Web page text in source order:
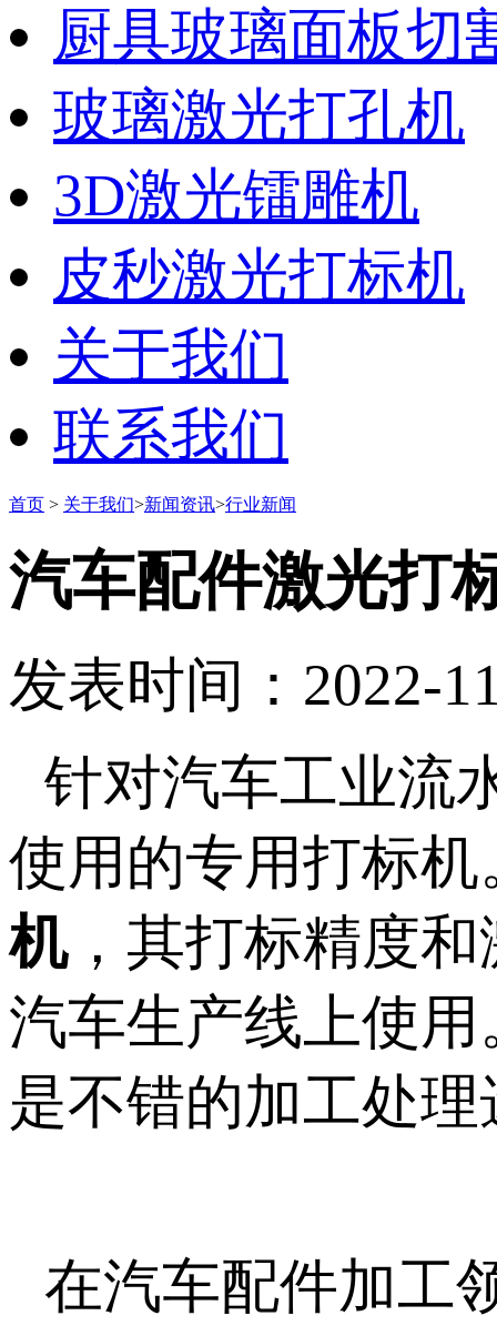
厨具玻璃面板切
玻璃激光打孔机
3D激光镭雕机
皮秒激光打标机
关于我们
联系我们
首页 > 关于我们>新闻资讯>行业新闻
汽车配件激光打
发表时间：2022-
针对汽车工业流
使用的专用打标
机，其打标精度
汽车生产线上使
是不错的加工处理
在汽车配件加工